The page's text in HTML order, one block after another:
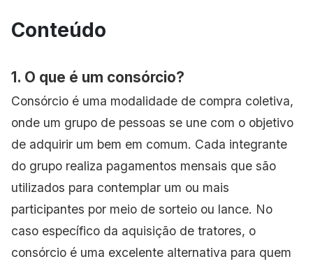
Conteúdo
1. O que é um consórcio?
Consórcio é uma modalidade de compra coletiva,
onde um grupo de pessoas se une com o objetivo
de adquirir um bem em comum. Cada integrante
do grupo realiza pagamentos mensais que são
utilizados para contemplar um ou mais
participantes por meio de sorteio ou lance. No
caso específico da aquisição de tratores, o
consórcio é uma excelente alternativa para quem